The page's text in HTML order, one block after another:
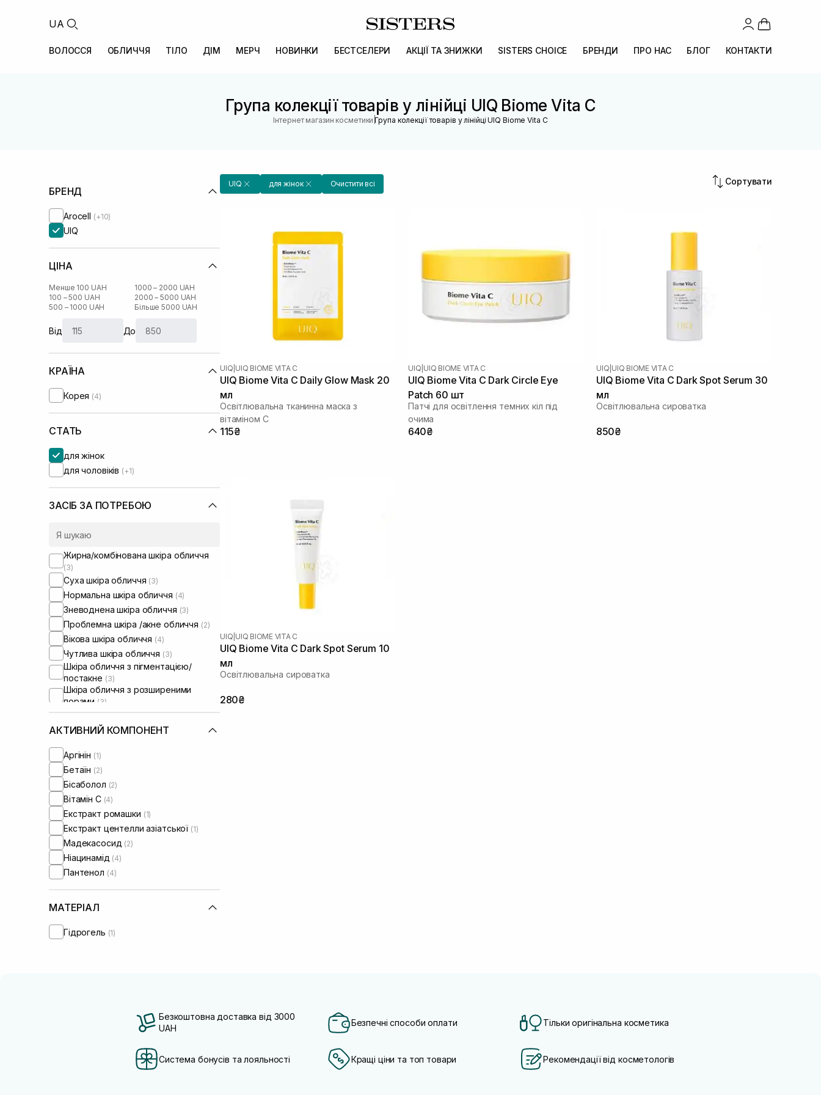
UA
ВОЛОССЯ ОБЛИЧЧЯ ТІЛО ДІМ МЕРЧ НОВИНКИ БЕСТСЕЛЕРИ АКЦІЇ ТА ЗНИЖКИ SISTERS CHOICE БРЕНДИ ПРО НАС БЛОГ КОНТАКТИ
Група колекції товарів у лінійці UIQ Biome Vita C
Інтернет магазин косметики |Група колекції товарів у лінійці UIQ Biome Vita C
БРЕНД
Arocell (+10)
UIQ
ЦІНА
Менше 100 UAH
100 – 500 UAH
500 – 1000 UAH
1000 – 2000 UAH
2000 – 5000 UAH
Більше 5000 UAH
Від До
КРАЇНА
Корея (4)
СТАТЬ
для жінок
для чоловіків (+1)
ЗАСІБ ЗА ПОТРЕБОЮ
Жирна/комбінована шкіра обличчя
(3)
Суха шкіра обличчя (3)
Нормальна шкіра обличчя (4)
Зневоднена шкіра обличчя (3)
Проблемна шкіра /акне обличчя (2)
Вікова шкіра обличчя (4)
Чутлива шкіра обличчя (3)
Шкіра обличчя з пігментацією/
постакне (3)
Шкіра обличчя з розширеними
порами (3)
Шкіра обличчя з порушеним
барʼєром (1)
Від синців під очима
АКТИВНИЙ КОМПОНЕНТ
Аргінін (1)
Бетаїн (2)
Бісаболол (2)
Вітамін C (4)
Екстракт ромашки (1)
Екстракт центелли азіатської (1)
Мадекасосид (2)
Ніацинамід (4)
Пантенол (4)
МАТЕРІАЛ
Гідрогель (1)
UIQ для жінок Очистити всі Сортувати
UIQ UIQ BIOME VITA C
UIQ Biome Vita C Daily Glow Mask 20
мл
Освітлювальна тканинна маска з
вітаміном C
115₴
UIQ UIQ BIOME VITA C
UIQ Biome Vita C Dark Circle Eye
Patch 60 шт
Патчі для освітлення темних кіл під
очима
640₴
UIQ UIQ BIOME VITA C
UIQ Biome Vita C Dark Spot Serum 30
мл
Освітлювальна сироватка
850₴
UIQ UIQ BIOME VITA C
UIQ Biome Vita C Dark Spot Serum 10
мл
Освітлювальна сироватка
280₴
Безкоштовна доставка від 3000
UAH
Безпечні способи оплати Тільки оригінальна косметика
Система бонусів та лояльності Кращі ціни та топ товари Рекомендації від косметологів